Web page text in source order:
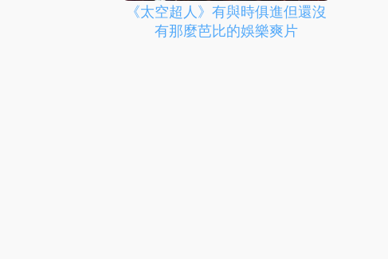
《太空超人》有與時俱進但還沒
有那麼芭比的娛樂爽片